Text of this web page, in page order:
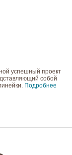
успешный проект
собой
Подробнее